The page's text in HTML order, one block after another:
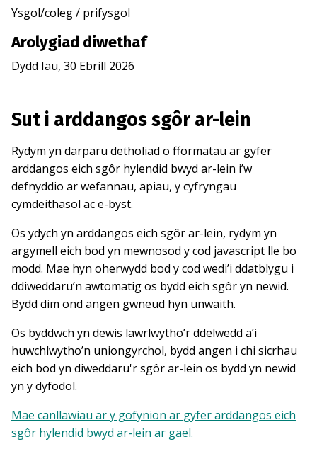
Ysgol/coleg / prifysgol
Arolygiad diwethaf
Dydd Iau, 30 Ebrill 2026
Sut i arddangos sgôr ar-lein
Rydym yn darparu detholiad o fformatau ar gyfer
arddangos eich sgôr hylendid bwyd ar-lein i’w
defnyddio ar wefannau, apiau, y cyfryngau
cymdeithasol ac e-byst.
Os ydych yn arddangos eich sgôr ar-lein, rydym yn
argymell eich bod yn mewnosod y cod javascript lle bo
modd. Mae hyn oherwydd bod y cod wedi’i ddatblygu i
ddiweddaru’n awtomatig os bydd eich sgôr yn newid.
Bydd dim ond angen gwneud hyn unwaith.
Os byddwch yn dewis lawrlwytho’r ddelwedd a’i
huwchlwytho’n uniongyrchol, bydd angen i chi sicrhau
eich bod yn diweddaru'r sgôr ar-lein os bydd yn newid
yn y dyfodol.
Mae canllawiau ar y gofynion ar gyfer arddangos eich
sgôr hylendid bwyd ar-lein ar gael.